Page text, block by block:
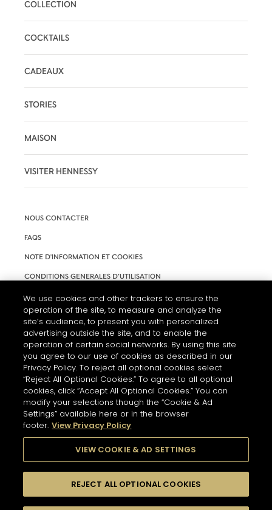
COLLECTION
COCKTAILS
CADEAUX
STORIES
MAISON
VISITER HENNESSY
NOUS CONTACTER
FAQS
NOTE D'INFORMATION ET COOKIES
CONDITIONS GENERALES D’UTILISATION
ACCESSIBILITÉ
PARAMÈTRES DES COOKIES
© 2026 HENNESSY
We use cookies and other trackers to ensure the
operation of the site, to measure and analyze the
site’s audience, to present you with personalized
advertising outside the site, and to enable the
operation of certain social networks. By using this site
you agree to our use of cookies as described in our
Privacy Policy. To reject all optional cookies select
“Reject All Optional Cookies.” To agree to all optional
cookies, click “Accept All Optional Cookies.” You can
modify your selections though the “Cookie & Ad
Settings” available here or in the browser
footer. View Privacy Policy
VIEW COOKIE & AD SETTINGS
REJECT ALL OPTIONAL COOKIES